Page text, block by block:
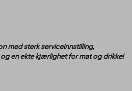
med sterk serviceinnstilling,
en ekte kjærlighet for mat og drikke!